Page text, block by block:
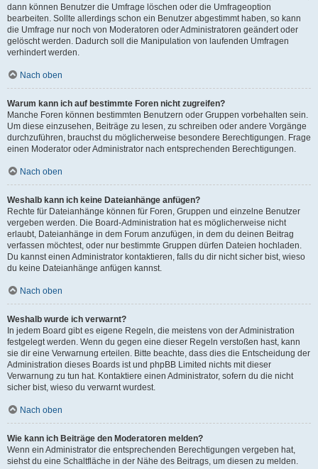
dann können Benutzer die Umfrage löschen oder die Umfrageoption
bearbeiten. Sollte allerdings schon ein Benutzer abgestimmt haben, so kann
die Umfrage nur noch von Moderatoren oder Administratoren geändert oder
gelöscht werden. Dadurch soll die Manipulation von laufenden Umfragen
verhindert werden.
Nach oben
Warum kann ich auf bestimmte Foren nicht zugreifen?
Manche Foren können bestimmten Benutzern oder Gruppen vorbehalten sein.
Um diese einzusehen, Beiträge zu lesen, zu schreiben oder andere Vorgänge
durchzuführen, brauchst du möglicherweise besondere Berechtigungen. Frage
einen Moderator oder Administrator nach entsprechenden Berechtigungen.
Nach oben
Weshalb kann ich keine Dateianhänge anfügen?
Rechte für Dateianhänge können für Foren, Gruppen und einzelne Benutzer
vergeben werden. Die Board-Administration hat es möglicherweise nicht
erlaubt, Dateianhänge in dem Forum anzufügen, in dem du deinen Beitrag
verfassen möchtest, oder nur bestimmte Gruppen dürfen Dateien hochladen.
Du kannst einen Administrator kontaktieren, falls du dir nicht sicher bist, wieso
du keine Dateianhänge anfügen kannst.
Nach oben
Weshalb wurde ich verwarnt?
In jedem Board gibt es eigene Regeln, die meistens von der Administration
festgelegt werden. Wenn du gegen eine dieser Regeln verstoßen hast, kann
sie dir eine Verwarnung erteilen. Bitte beachte, dass dies die Entscheidung der
Administration dieses Boards ist und phpBB Limited nichts mit dieser
Verwarnung zu tun hat. Kontaktiere einen Administrator, sofern du die nicht
sicher bist, wieso du verwarnt wurdest.
Nach oben
Wie kann ich Beiträge den Moderatoren melden?
Wenn ein Administrator die entsprechenden Berechtigungen vergeben hat,
siehst du eine Schaltfläche in der Nähe des Beitrags, um diesen zu melden.